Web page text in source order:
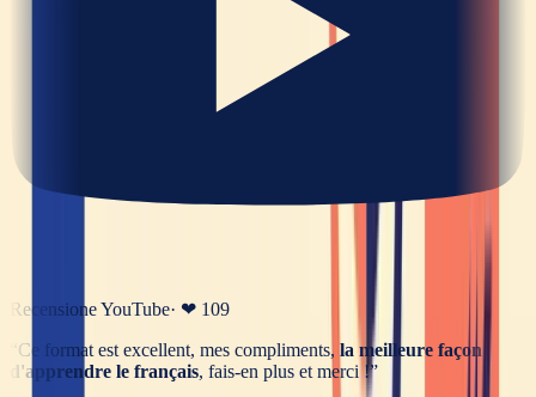
Recensione YouTube· ❤ 109
Ce format est excellent, mes compliments, la meilleure façon
d'apprendre le français, fais-en plus et merci !”